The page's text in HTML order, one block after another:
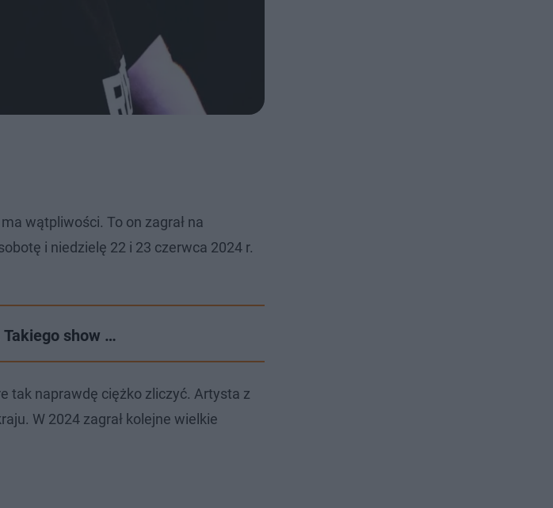
wątpliwości. To on zagrał na
i niedzielę 22 i 23 czerwca 2024 r.
Takiego show …
tak naprawdę ciężko zliczyć. Artysta z
W 2024 zagrał kolejne wielkie